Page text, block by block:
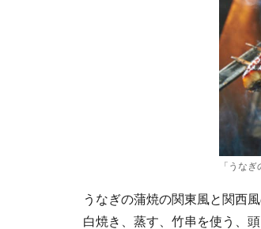
「うな
うなぎの蒲焼の関東風と関西
白焼き、蒸す、竹串を使う、